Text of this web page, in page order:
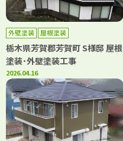
外壁塗装 屋根塗装
栃木県芳賀郡芳賀町 S様邸 屋根
塗装･外壁塗装工事
2026.04.16